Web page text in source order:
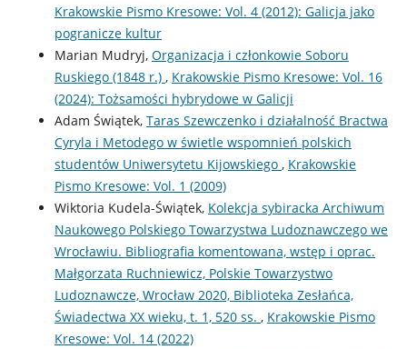
Krakowskie Pismo Kresowe: Vol. 4 (2012): Galicja jako
pogranicze kultur
Marian Mudryj, Organizacja i członkowie Soboru
Ruskiego (1848 r.) , Krakowskie Pismo Kresowe: Vol. 16
(2024): Tożsamości hybrydowe w Galicji
Adam Świątek, Taras Szewczenko i działalność Bractwa
Cyryla i Metodego w świetle wspomnień polskich
studentów Uniwersytetu Kijowskiego , Krakowskie
Pismo Kresowe: Vol. 1 (2009)
Wiktoria Kudela-Świątek, Kolekcja sybiracka Archiwum
Naukowego Polskiego Towarzystwa Ludoznawczego we
Wrocławiu. Bibliografia komentowana, wstęp i oprac.
Małgorzata Ruchniewicz, Polskie Towarzystwo
Ludoznawcze, Wrocław 2020, Biblioteka Zesłańca,
Świadectwa XX wieku, t. 1, 520 ss. , Krakowskie Pismo
Kresowe: Vol. 14 (2022)